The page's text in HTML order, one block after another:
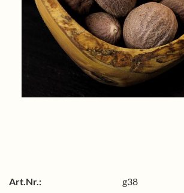
Art.Nr.:
g38